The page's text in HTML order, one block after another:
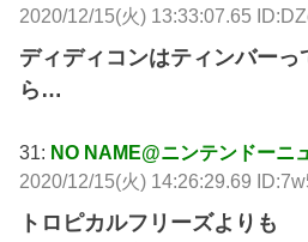
2020/12/15(火) 13:33:07.65
ディディコンはティンバー
ら…
31: NO NAME@ニンテンドーニ
2020/12/15(火) 14:26:29.69
トロピカルフリーズよりも